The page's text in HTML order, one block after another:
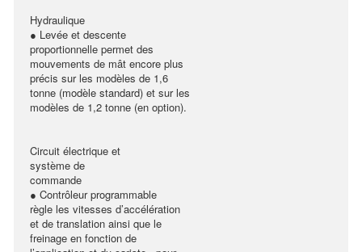
Hydraulique
● Levée et descente
proportionnelle permet des
mouvements de mât encore plus
précis sur les modèles de 1,6
tonne (modèle standard) et sur les
modèles de 1,2 tonne (en option).
Circuit électrique et
système de
commande
● Contrôleur programmable
règle les vitesses d’accélération
et de translation ainsi que le
freinage en fonction de